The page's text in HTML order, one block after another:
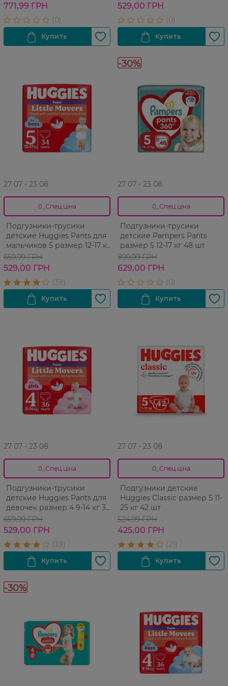
771,99 ГРН 529,00 ГРН
27 07 - 23 08
0_Спец.ціна
Подгузники-трусики
детские Huggies Pants для
мальчиков 5 размер 12-17 кг
34 шт
659,99 ГРН
529,00 ГРН
-30%
27 07 - 23 08
0_Спец.ціна
Подгузники-трусики
детские Pampers Pants
размер 5 12-17 кг 48 шт
899,99 ГРН
629,00 ГРН
27 07 - 23 08
0_Спец.ціна
Подгузники-трусики
детские Huggies Pants для
девочек размер 4 9-14 кг 36
шт
659,99 ГРН
529,00 ГРН
27 07 - 23 08
0_Спец.ціна
Подгузники детские
Huggies Classic размер 5 11-
25 кг 42 шт
524,99 ГРН
425,00 ГРН
-30%